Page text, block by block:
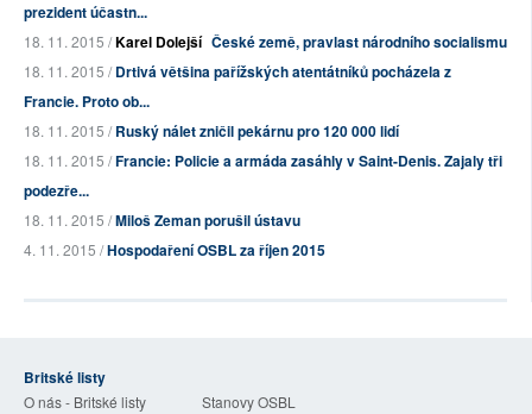
prezident účastn...
18. 11. 2015 /Karel Dolejší České země, pravlast národního socialismu
18. 11. 2015 /Drtivá většina pařížských atentátníků pocházela z
Francie. Proto ob...
18. 11. 2015 /Ruský nálet zničil pekárnu pro 120 000 lidí
18. 11. 2015 /Francie: Policie a armáda zasáhly v Saint-Denis. Zajaly tři
podezře...
18. 11. 2015 /Miloš Zeman porušil ústavu
4. 11. 2015 /Hospodaření OSBL za říjen 2015
Britské listy
O nás - Britské listy
Stanovy OSBL